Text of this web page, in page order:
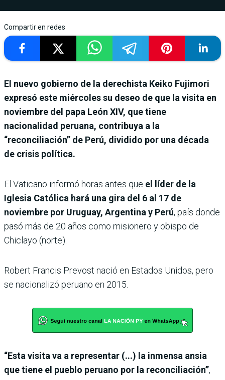
Compartir en redes
El nuevo gobierno de la derechista Keiko Fujimori
expresó este miércoles su deseo de que la visita en
noviembre del papa León XIV, que tiene
nacionalidad peruana, contribuya a la
“reconciliación” de Perú, dividido por una década
de crisis política.
El Vaticano informó horas antes que el líder de la
Iglesia Católica hará una gira del 6 al 17 de
noviembre por Uruguay, Argentina y Perú, país donde
pasó más de 20 años como misionero y obispo de
Chiclayo (norte).
Robert Francis Prevost nació en Estados Unidos, pero
se nacionalizó peruano en 2015.
“Esta visita va a representar (...) la inmensa ansia
que tiene el pueblo peruano por la reconciliación”,